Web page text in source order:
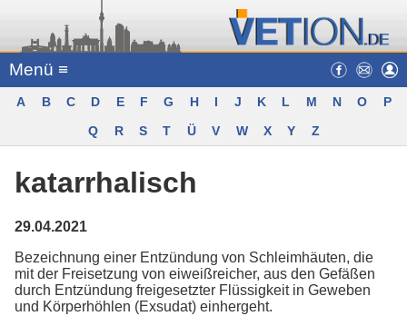
Menü ≡
A B C D E F G H I J K L M N O
P
Q
R S T Ü V W X Y Z
katarrhalisch
29.04.2021
Bezeichnung einer Entzündung von Schleimhäuten, die
mit der Freisetzung von eiweißreicher, aus den Gefäßen
durch Entzündung freigesetzter Flüssigkeit in Geweben
und Körperhöhlen (Exsudat) einhergeht.